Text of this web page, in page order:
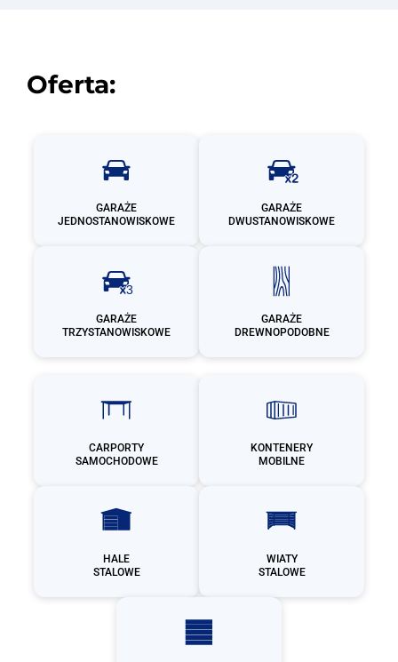
Oferta:
GARAŻE
JEDNOSTANOWISKOWE
GARAŻE
DWUSTANOWISKOWE
GARAŻE
TRZYSTANOWISKOWE
GARAŻE
DREWNOPODOBNE
CARPORTY
SAMOCHODOWE
KONTENERY
MOBILNE
HALE
STALOWE
WIATY
STALOWE